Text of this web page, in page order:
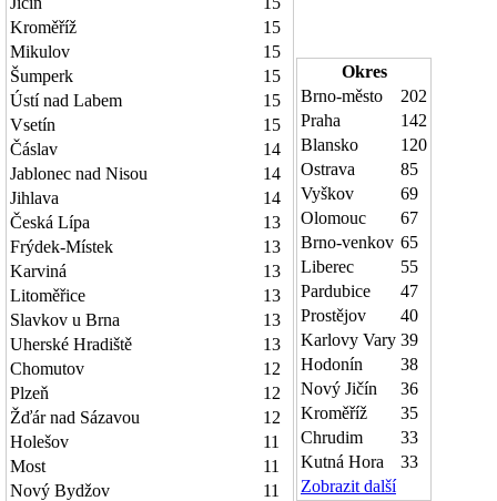
Kroměříž
15
Mikulov
15
Šumperk
15
Ústí nad Labem
15
Vsetín
15
Čáslav
14
Jablonec nad Nisou
14
Jihlava
14
Česká Lípa
13
Frýdek-Místek
13
Karviná
13
Litoměřice
13
Slavkov u Brna
13
Uherské Hradiště
13
Chomutov
12
Plzeň
12
Žďár nad Sázavou
12
Holešov
11
Most
11
Nový Bydžov
11
Okres
Brno-město
202
Praha
142
Blansko
120
Ostrava
85
Vyškov
69
Olomouc
67
Brno-venkov 65
Liberec
55
Pardubice
47
Prostějov
40
Karlovy Vary 39
Hodonín
38
Nový Jičín
36
Kroměříž
35
Chrudim
33
Kutná Hora
33
Zobrazit další